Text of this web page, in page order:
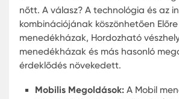
Menedékhely
Vészhelyzetekben, például
során, azonnali menedék
Az elmúlt években a